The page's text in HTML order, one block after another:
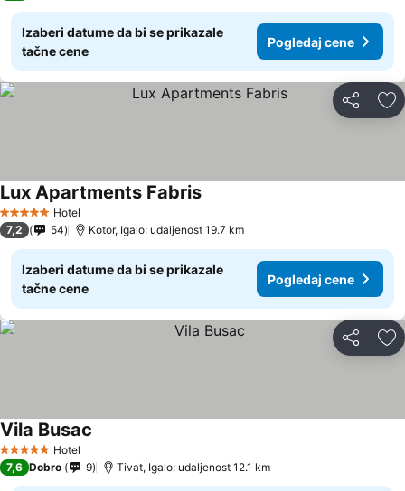
Izaberi datume da bi se prikazale
tačne cene
Pogledaj cene
Deli
5 ZvezdiceHotel
Lux Apartments Fabris
7,2 54 Kotor, Igalo: udaljenost 19.7 km
Izaberi datume da bi se prikazale
tačne cene
Pogledaj cene
Deli
5 ZvezdiceHotel
Vila Busac
7,6 Dobro 9 Tivat, Igalo: udaljenost 12.1 km